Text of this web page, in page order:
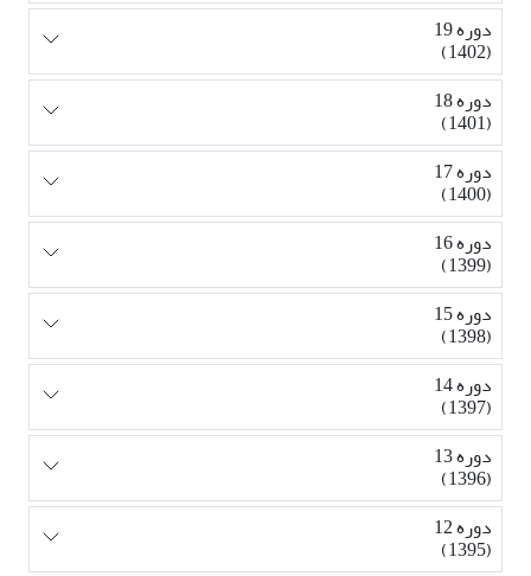
دوره 19
(1402)
دوره 18
(1401)
دوره 17
(1400)
دوره 16
(1399)
دوره 15
(1398)
دوره 14
(1397)
دوره 13
(1396)
دوره 12
(1395)